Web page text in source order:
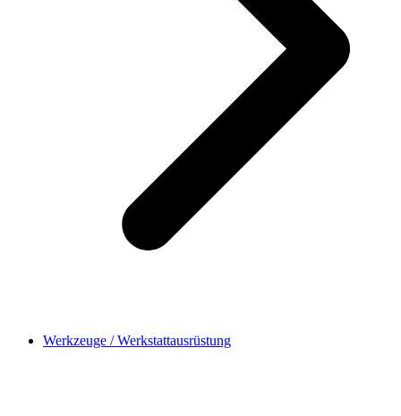
Werkzeuge / Werkstattausrüstung